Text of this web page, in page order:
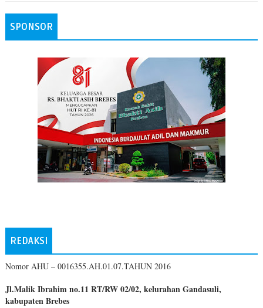
SPONSOR
REDAKSI
Nomor AHU – 0016355.AH.01.07.TAHUN 2016
Jl.Malik Ibrahim no.11 RT/RW 02/02, kelurahan Gandasuli,
kabupaten Brebes